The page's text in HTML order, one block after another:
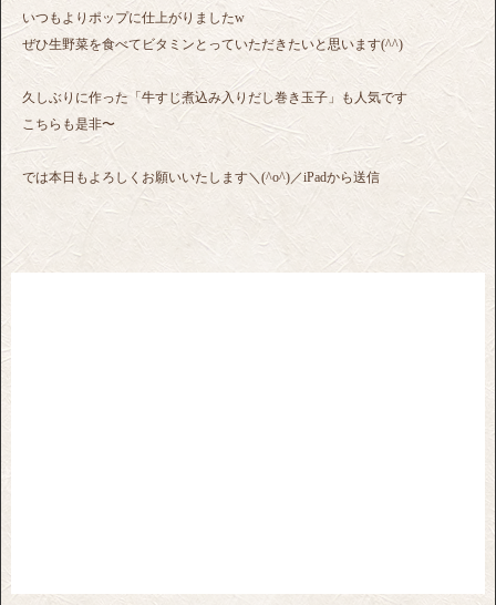
いつもよりポップに仕上がりましたw
ぜひ生野菜を食べてビタミンとっていただきたいと思います(^^)
久しぶりに作った「牛すじ煮込み入りだし巻き玉子」も人気です
こちらも是非〜
では本日もよろしくお願いいたします＼(^o^)／iPadから送信